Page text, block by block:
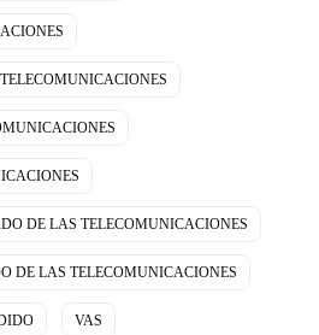
DE LAS TELECOMUNICACIONES
DE LAS TELECOMUNICACIONES
VAS